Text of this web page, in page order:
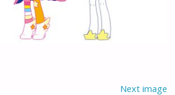
Next image